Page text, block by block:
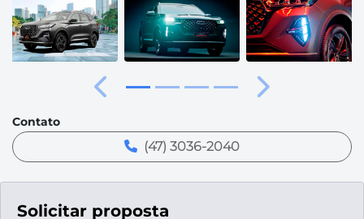
Solicitar proposta
Anterior Próximo
Contato
(47) 3036-2040